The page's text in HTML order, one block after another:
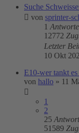
Suche
von sprinter-
1
12772
Letzter
10 Okt
E10-wer tankt
von hallo » 11
1
2
25
51589